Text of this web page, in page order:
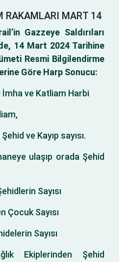
RAKAMLARI MART 14
Gazzeye Saldırıları
14 Mart 2024 Tarihine
Resmi Bilgilendirme
Göre Harp Sonucu:
İmha ve Katliam Harbi
ve Kayıp sayısı.
ulaşıp orada Şehid
Sayısı
Çocuk Sayısı
Sayısı
Ekiplerinden Şehid